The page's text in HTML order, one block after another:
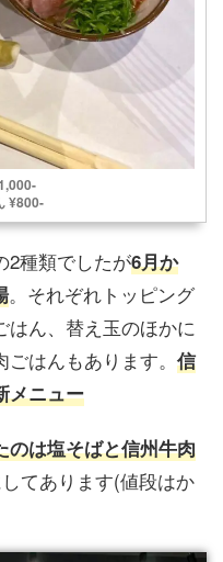
¥800-
2種類でしたが6月か
。それぞれトッピング
ん、替え玉のほかに
はんもあります。 信
メニュー
のは塩そばと信州牛肉
てあります(値段はか